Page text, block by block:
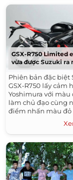
GSX-R750 Limited
vừa được Suzuki ra
Phiên bản đặc biệt
GSX-R750 lấy cảm
Yoshimura với màu
làm chủ đạo cùng
điểm nhấn màu
chi tiết linh kiện
Yoshimura. Suzuki
phiên bản đặc...